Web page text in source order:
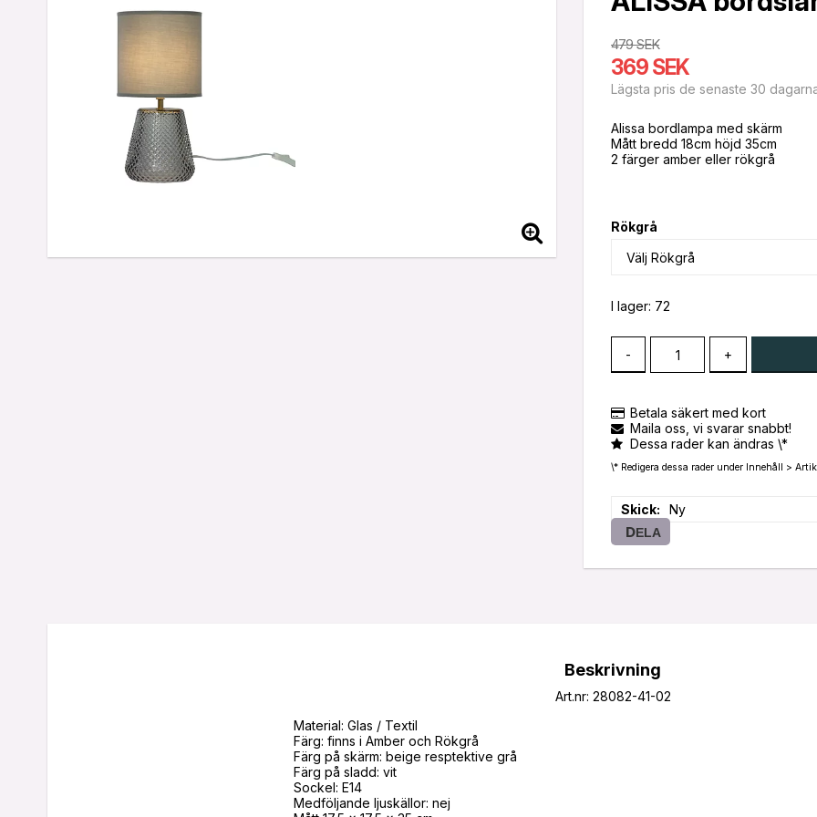
479 SEK
369 SEK
Lägsta pris de senaste 30
Alissa bordlampa med skärm
Mått bredd 18cm höjd 35cm
2 färger amber eller rökgrå
Rökgrå
I lager: 72
- +
Betala säkert med kort
Maila oss, vi svarar snabbt!
Dessa rader kan ändras \*
\* Redigera dessa rader under Innehåll >
Skick Ny
DELA
Beskrivning
Art.nr: 28082-41-02
Material: Glas / Textil
Färg: finns i Amber och Rökgrå
Färg på skärm: beige resptektive grå
Färg på sladd: vit
Sockel: E14
Medföljande ljuskällor: nej